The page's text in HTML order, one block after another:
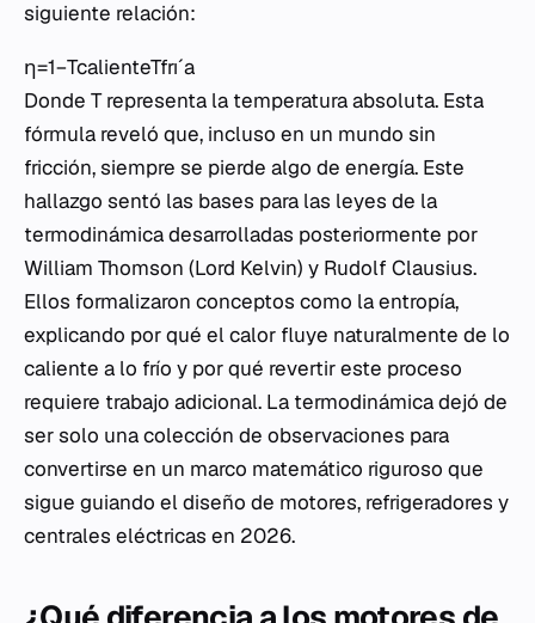
siguiente relación:
η=1−Tcaliente​Tfrıˊa​​
Donde T representa la temperatura absoluta. Esta
fórmula reveló que, incluso en un mundo sin
fricción, siempre se pierde algo de energía. Este
hallazgo sentó las bases para las leyes de la
termodinámica desarrolladas posteriormente por
William Thomson (Lord Kelvin) y Rudolf Clausius.
Ellos formalizaron conceptos como la entropía,
explicando por qué el calor fluye naturalmente de lo
caliente a lo frío y por qué revertir este proceso
requiere trabajo adicional. La termodinámica dejó de
ser solo una colección de observaciones para
convertirse en un marco matemático riguroso que
sigue guiando el diseño de motores, refrigeradores y
centrales eléctricas en 2026.